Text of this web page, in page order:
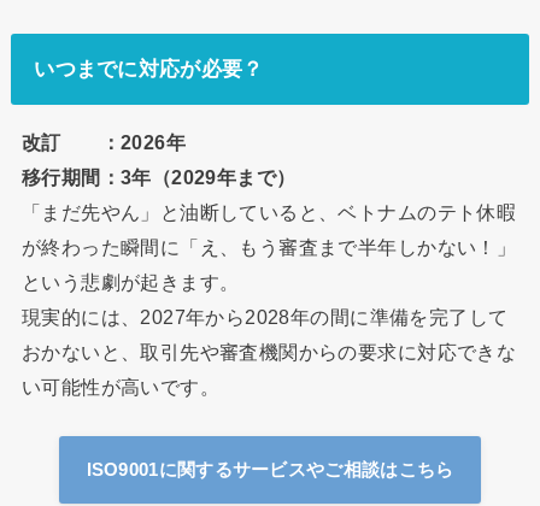
いつまでに対応が必要？
改訂 ：2026年
移行期間：3年（2029年まで）
「まだ先やん」と油断していると、ベトナムのテト休暇
が終わった瞬間に「え、もう審査まで半年しかない！」
という悲劇が起きます。
現実的には、2027年から2028年の間に準備を完了して
おかないと、取引先や審査機関からの要求に対応できな
い可能性が高いです。
ISO9001に関するサービスやご相談はこちら